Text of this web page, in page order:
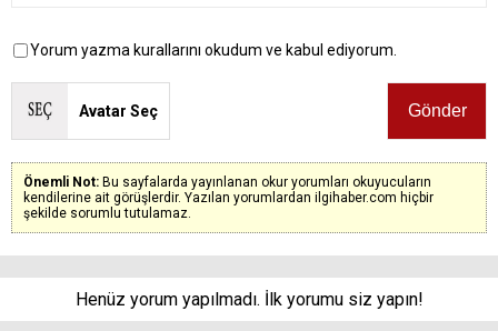
Yorum yazma kurallarını okudum ve kabul ediyorum.
Avatar Seç
Önemli Not: Bu sayfalarda yayınlanan okur yorumları okuyucuların
kendilerine ait görüşlerdir. Yazılan yorumlardan ilgihaber.com hiçbir
şekilde sorumlu tutulamaz.
Henüz yorum yapılmadı. İlk yorumu siz yapın!